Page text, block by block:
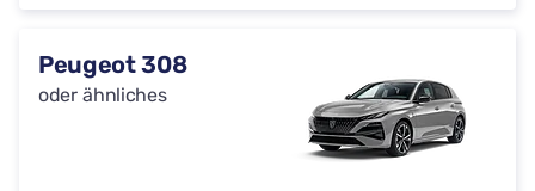
Peugeot 308
oder ähnliches